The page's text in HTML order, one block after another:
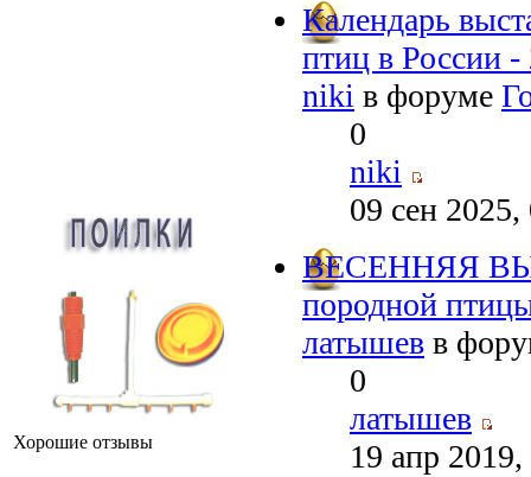
Хорошие отзывы
Календарь
птиц в России -
niki в форуме
0
niki
09 сен 2025,
ВЕСЕННЯЯ
породной
латышев в
0
латышев
19 апр